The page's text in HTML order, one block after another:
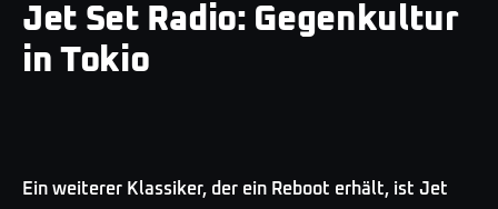
Jet Set Radio: Gegenkultur
in Tokio
Ein weiterer Klassiker, der ein Reboot erhält, ist Jet